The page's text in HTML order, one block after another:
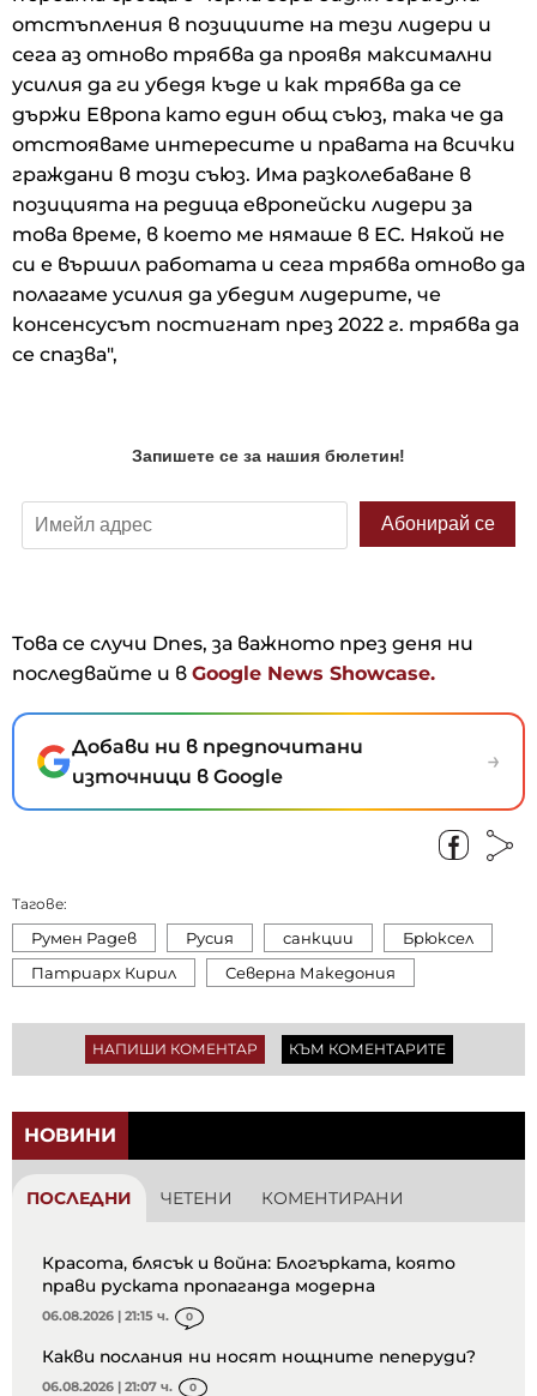
отстъпления в позициите на тези лидери и
сега аз отново трябва да проявя максимални
усилия да ги убедя къде и как трябва да се
държи Европа като един общ съюз, така че да
отстояваме интересите и правата на всички
граждани в този съюз. Има разколебаване в
позицията на редица европейски лидери за
това време, в което ме нямаше в ЕС. Някой не
си е вършил работата и сега трябва отново да
полагаме усилия да убедим лидерите, че
консенсусът постигнат през 2022 г. трябва да
се спазва",
Това се случи Dnes, за важното през деня ни
последвайте и в Google News Showcase.
Добави ни в предпочитани
източници в Google
→
Тагове:
Румен Радев Русия санкции
Брюксел
Патриарх Кирил
Северна Македония
НАПИШИ КОМЕНТАР КЪМ КОМЕНТАРИТЕ
НОВИНИ
ПОСЛЕДНИ ЧЕТЕНИ КОМЕНТИРАНИ
Красота, блясък и война: Блогърката, която
прави руската пропаганда модерна
06.08.2026 | 21:15 ч. 0
Какви послания ни носят нощните пеперуди?
06.08.2026 | 21:07 ч. 0